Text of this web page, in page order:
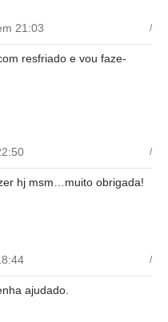
21:03
/
resfriado e vou faze-
/
hj msm…muito obrigada!
/
ajudado.